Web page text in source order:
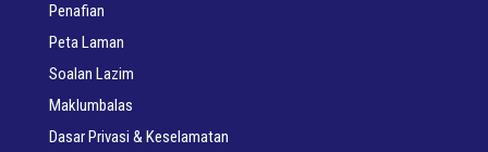
Penafian
Peta Laman
Soalan Lazim
Maklumbalas
Dasar Privasi & Keselamatan